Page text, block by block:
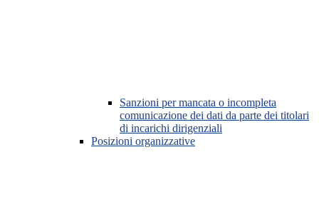
Sanzioni per mancata o incompleta
comunicazione dei dati da parte dei titolari
di incarichi dirigenziali
Posizioni organizzative